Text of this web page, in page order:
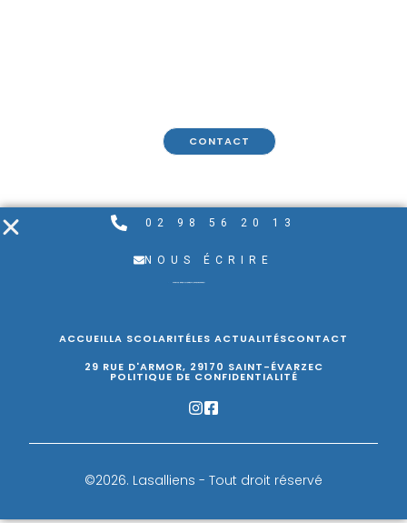
CONTACT
02 98 56 20 13
NOUS ÉCRIRE
ACCUEILLA SCOLARITÉLES ACTUALITÉSCONTACT
29 RUE D'ARMOR, 29170 SAINT-ÉVARZEC
POLITIQUE DE CONFIDENTIALITÉ
©2026. Lasalliens - Tout droit réservé